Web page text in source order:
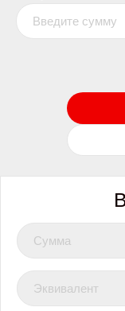
Сумма
Эквивалент